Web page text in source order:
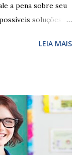
a pena sobre seu
soluções.
de expressar o
apresentadas,
E
Você pensa Você
os
LEIA MAIS